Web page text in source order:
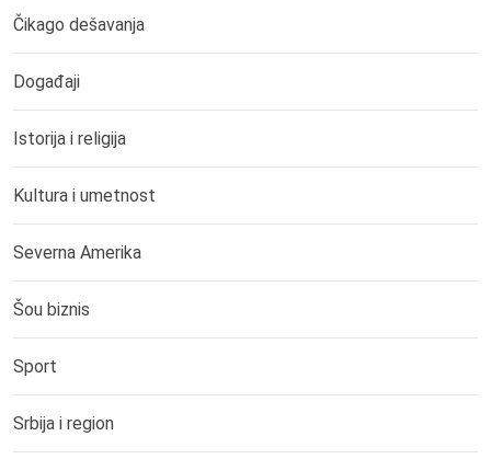
Čikago dešavanja
Događaji
Istorija i religija
Kultura i umetnost
Severna Amerika
Šou biznis
Sport
Srbija i region